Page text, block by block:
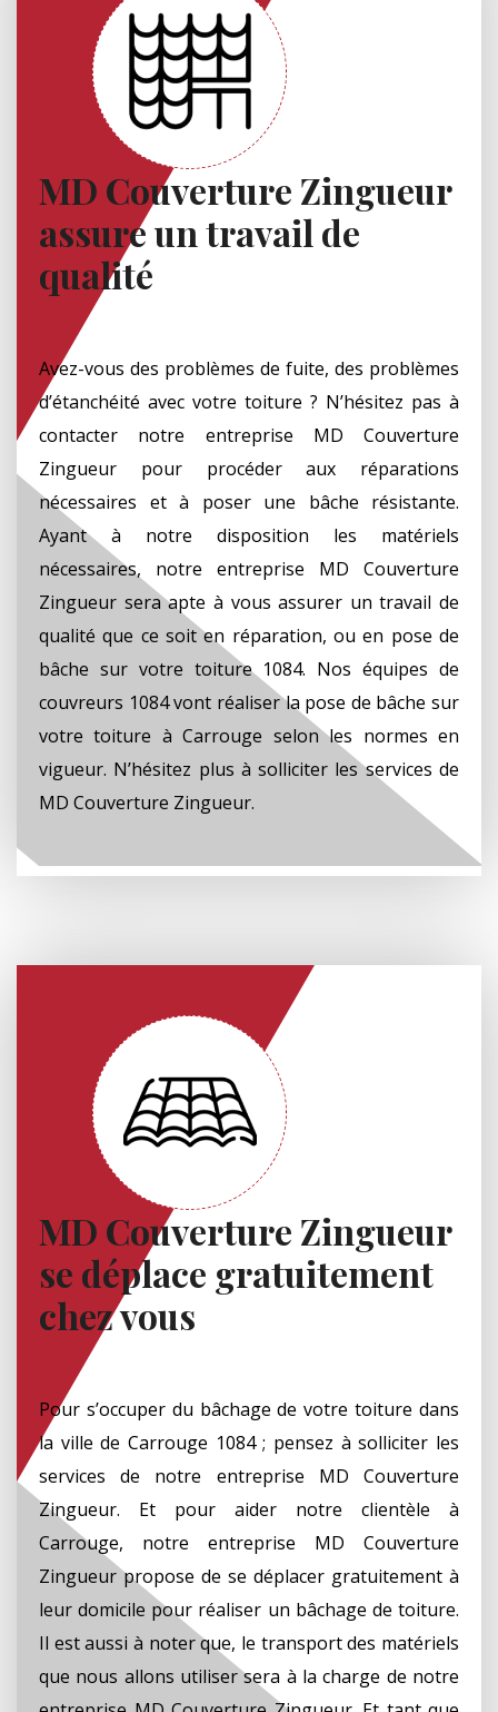
MD Couverture Zingueur
assure un travail de
qualité
Avez-vous des problèmes de fuite, des problèmes
d’étanchéité avec votre toiture ? N’hésitez pas à
contacter notre entreprise MD Couverture
Zingueur pour procéder aux réparations
nécessaires et à poser une bâche résistante.
Ayant à notre disposition les matériels
nécessaires, notre entreprise MD Couverture
Zingueur sera apte à vous assurer un travail de
qualité que ce soit en réparation, ou en pose de
bâche sur votre toiture 1084. Nos équipes de
couvreurs 1084 vont réaliser la pose de bâche sur
votre toiture à Carrouge selon les normes en
vigueur. N’hésitez plus à solliciter les services de
MD Couverture Zingueur.
MD Couverture Zingueur
se déplace gratuitement
chez vous
Pour s’occuper du bâchage de votre toiture dans
la ville de Carrouge 1084 ; pensez à solliciter les
services de notre entreprise MD Couverture
Zingueur. Et pour aider notre clientèle à
Carrouge, notre entreprise MD Couverture
Zingueur propose de se déplacer gratuitement à
leur domicile pour réaliser un bâchage de toiture.
Il est aussi à noter que, le transport des matériels
que nous allons utiliser sera à la charge de notre